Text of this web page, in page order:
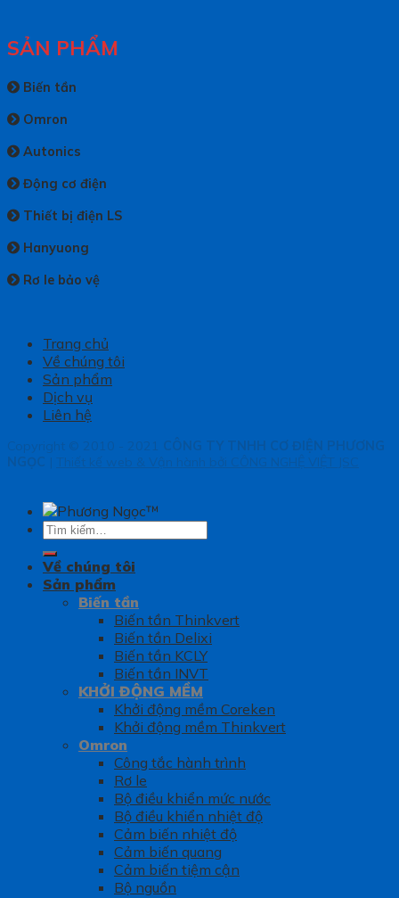
SẢN PHẨM
Biến tần
Omron
Autonics
Động cơ điện
Thiết bị điện LS
Hanyuong
Rơ le bảo vệ
Trang chủ
Về chúng tôi
Sản phẩm
Dịch vụ
Liên hệ
Copyright © 2010 - 2021 CÔNG TY TNHH CƠ ĐIỆN PHƯƠNG
NGỌC | Thiết kế web & Vận hành bởi CÔNG NGHỆ VIỆT JSC
Tìm
kiếm:
Về chúng tôi
Sản phẩm
Biến tần
Biến tần Thinkvert
Biến tần Delixi
Biến tần KCLY
Biến tần INVT
KHỞI ĐỘNG MỀM
Khởi động mềm Coreken
Khởi động mềm Thinkvert
Omron
Công tắc hành trình
Rơ le
Bộ điều khiển mức nước
Bộ điều khiển nhiệt độ
Cảm biến nhiệt độ
Cảm biến quang
Cảm biến tiệm cận
Bộ nguồn